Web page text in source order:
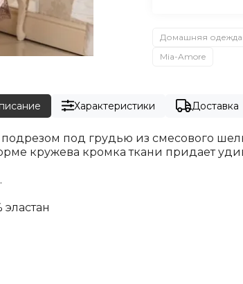
Домашняя одежда
Mia-Amore
Характеристики Доставка
подрезом под грудью из смесового
кружева кромка ткани придает